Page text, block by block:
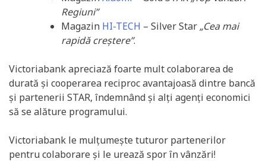
Regiuni”
Magazin HI-TECH – Silver Star „Cea mai
rapidă creștere”.
Victoriabank apreciază foarte mult colaborarea de
durată și cooperarea reciproc avantajoasă dintre bancă
și partenerii STAR, îndemnând și alți agenți economici
să se alăture programului.
Victoriabank le mulțumește tuturor partenerilor
pentru colaborare și le urează spor în vânzări!